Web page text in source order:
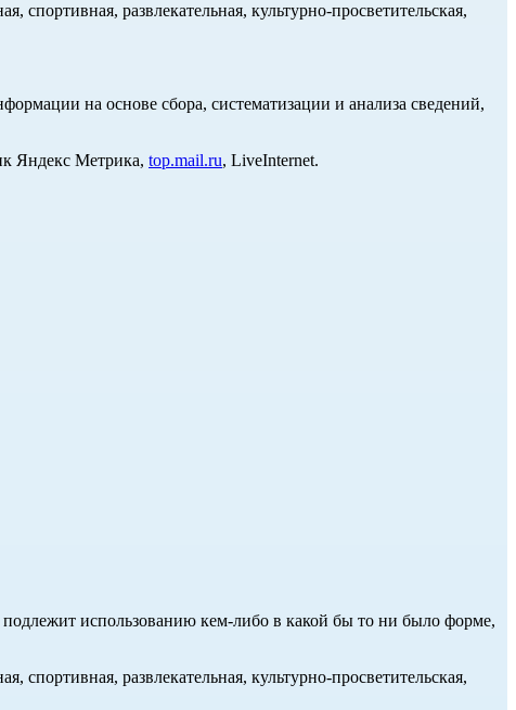
развлекательная, культурно-просветительская,
на основе сбора, систематизации и анализа сведений,
Яндекс Метрика, top.mail.ru, LiveInternet.
подлежит использованию кем-либо в какой бы то ни было форме,
развлекательная, культурно-просветительская,